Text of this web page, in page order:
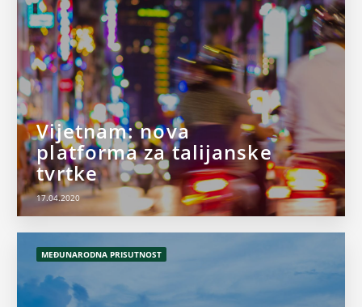
Vijetnam: nova
platforma za talijanske
tvrtke
17.04.2020
MEĐUNARODNA PRISUTNOST